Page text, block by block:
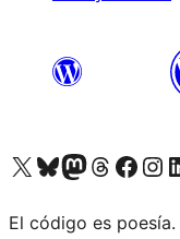
Visita nuestra cuenta de X (anteriormente Twitter)
Visita nuestra cuenta de Bluesky
Visita nuestra cuenta de
Visita nuestra cuenta de
Visita nuestra
Visita
El código es poesía.